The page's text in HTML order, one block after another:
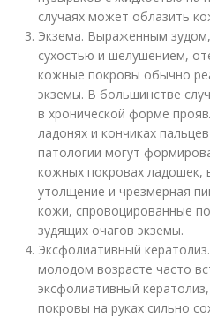
случаях может облазить
Экзема. Выраженным
сухостью и шелушением,
кожные покровы обычно
экземы. В большинстве
в хронической форме
ладонях и кончиках
патологии могут
кожных покровах ладошек,
утолщение и чрезмерная
кожи, спровоцированные
зудящих очагов экземы.
Эксфолиативный
молодом возрасте часто
эксфолиативный
покровы на руках сильно